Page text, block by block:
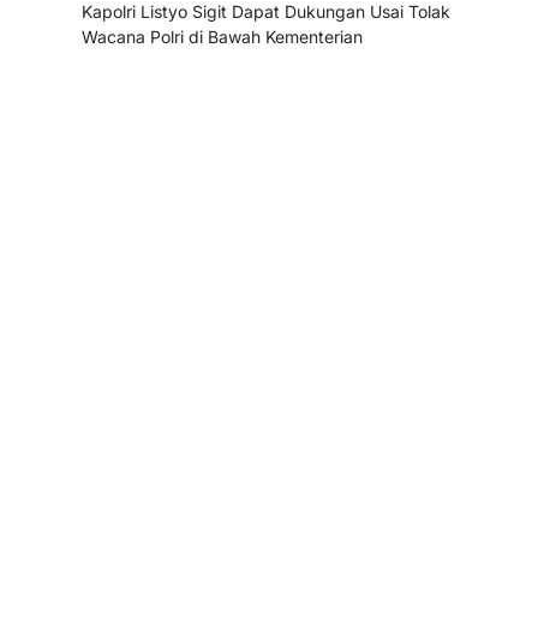
Kapolri Listyo Sigit Dapat Dukungan Usai Tolak
Wacana Polri di Bawah Kementerian